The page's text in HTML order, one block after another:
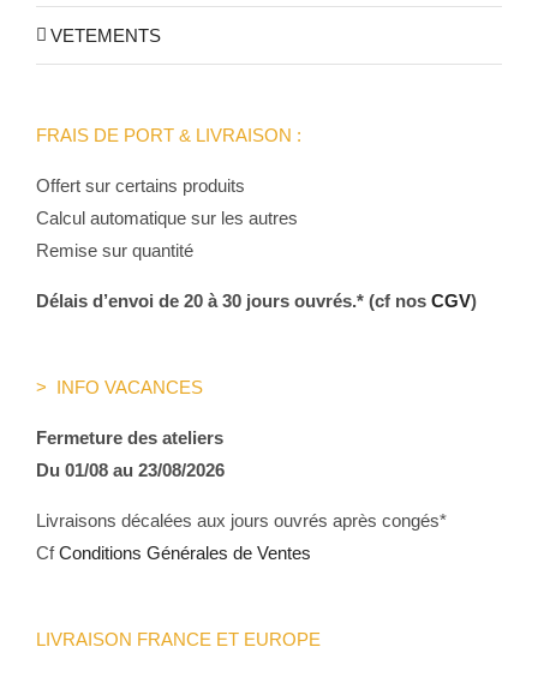
VETEMENTS
FRAIS DE PORT & LIVRAISON :
Offert sur certains produits
Calcul automatique sur les autres
Remise sur quantité
Délais d’envoi de 20 à 30 jours ouvrés.* (cf nos CGV)
> INFO VACANCES
Fermeture des ateliers
Du 01/08 au 23/08/2026
Livraisons décalées aux jours ouvrés après congés*
CfConditions Générales de Ventes
LIVRAISON FRANCE ET EUROPE